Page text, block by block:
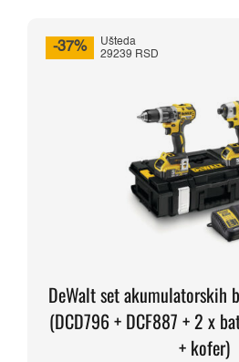
-37%
Ušteda
29239 RSD
DeWalt set akumulatorskih
(DCD796 + DCF887 + 2 x
+ kofer)